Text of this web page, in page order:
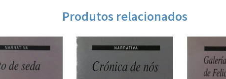
Produtos relacionados